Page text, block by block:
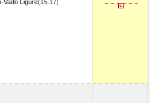
Vado Ligure(15.17)